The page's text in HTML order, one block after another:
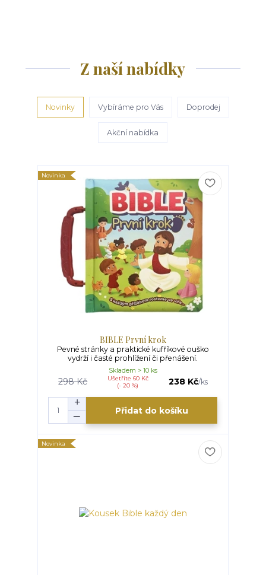
Z naší nabídky
Novinky Vybíráme pro Vás Doprodej
Akční nabídka
Novinka
BIBLE První krok
Pevné stránky a praktické kufříkové ouško
vydrží i časté prohlížení či přenášení.
298 Kč
Ušetříte 60 Kč
(- 20 %)
238 Kč/ks
Skladem > 10 ks
Přidat do košíku
Novinka